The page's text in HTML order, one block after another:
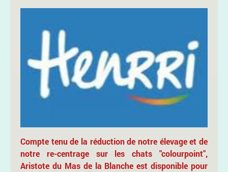
Compte tenu de la réduction de notre élevage et de
notre re-centrage sur les chats "colourpoint",
Aristote du Mas de la Blanche est disponible pour